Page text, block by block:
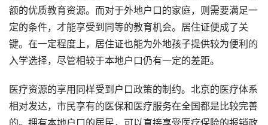
额的优质教育资源。而对于外地户口的家庭，则需要满足一
定的条件，才能享受到同等的教育机会。居住证便成了关
键。在一定程度上，居住证也能为外地孩子提供较为便利的
入学选择，尽管相较于本地户口仍有一定的差距。
医疗资源的享用同样受到户口政策的制约。北京的医疗体系
相对发达，市民享有的医保和医疗服务在全国都是比较完善